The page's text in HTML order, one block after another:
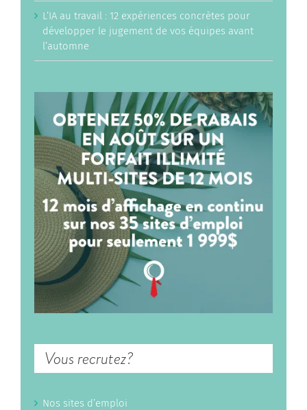
L’IA au travail : 12 expériences concrètes pour
développer le jugement de vos équipes avant
l’automne
Vous recrutez?
Nos sites d’emploi